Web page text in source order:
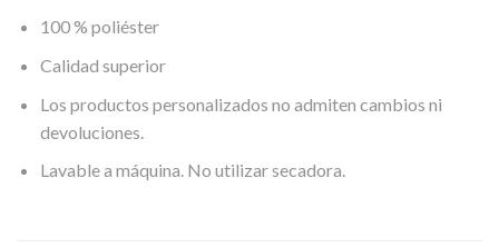
100 % poliéster
Calidad superior
Los productos personalizados no admiten cambios ni
devoluciones.
Lavable a máquina. No utilizar secadora.